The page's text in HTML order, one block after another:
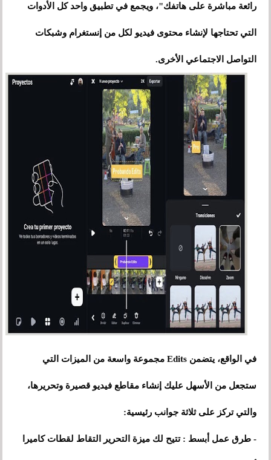
رائعة مباشرة على هاتفك"، ويجمع في تطبيق واحد كل الأدوات
التي تحتاجها لإنشاء محتوى فيديو لكل من إنستغرام وشبكات
التواصل الاجتماعي الأخرى.
في الواقع، يتضمن Edits مجموعة واسعة من الميزات التي
ستجعل من الأسهل عليك إنشاء مقاطع فيديو قصيرة وتحريرها،
والتي تركز على ثلاثة جوانب رئيسية:
- طرق عمل أبسط : تتيح لك ميزة التحرير التقاط لقطات كاميرا